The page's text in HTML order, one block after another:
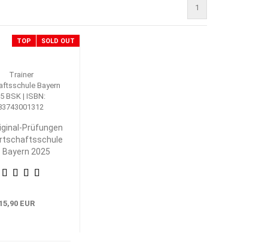
1
TOP SOLD OUT
Prüfungen
Bayern 2025
und
EUR